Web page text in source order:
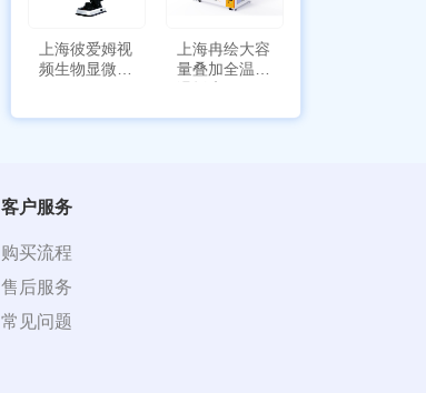
上海彼爱姆视
频生物显微镜
上海冉绘大容
量叠加全温恒
客户服务
购买流程
售后服务
常见问题